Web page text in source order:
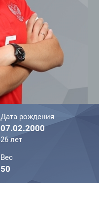
Дата рождения
07.02.2000
26 лет
Вес
50